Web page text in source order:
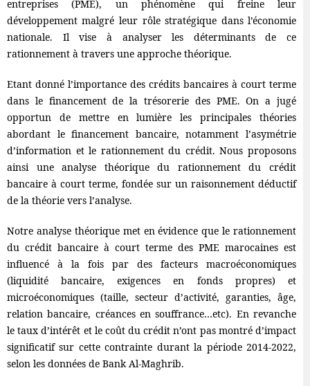
entreprises (PME), un phénomène qui freine leur
développement malgré leur rôle stratégique dans l’économie
nationale. Il vise à analyser les déterminants de ce
rationnement à travers une approche théorique.
Etant donné l’importance des crédits bancaires à court terme
dans le financement de la trésorerie des PME. On a jugé
opportun de mettre en lumière les principales théories
abordant le financement bancaire, notamment l’asymétrie
d’information et le rationnement du crédit. Nous proposons
ainsi une analyse théorique du rationnement du crédit
bancaire à court terme, fondée sur un raisonnement déductif
de la théorie vers l’analyse.
Notre analyse théorique met en évidence que le rationnement
du crédit bancaire à court terme des PME marocaines est
influencé à la fois par des facteurs macroéconomiques
(liquidité bancaire, exigences en fonds propres) et
microéconomiques (taille, secteur d’activité, garanties, âge,
relation bancaire, créances en souffrance…etc). En revanche
le taux d’intérêt et le coût du crédit n’ont pas montré d’impact
significatif sur cette contrainte durant la période 2014-2022,
selon les données de Bank Al-Maghrib.